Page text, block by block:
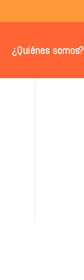
¿Quiénes somos?